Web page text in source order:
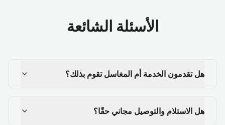
الأسئلة الشائعة
هل تقدمون الخدمة أم المغاسل تقوم بذلك؟
هل الاستلام والتوصيل مجاني حقًا؟